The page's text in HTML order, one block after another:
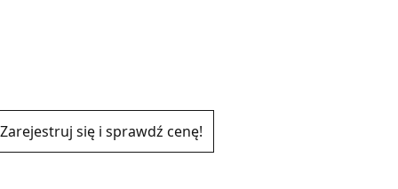
Zarejestruj się i sprawdź cenę!